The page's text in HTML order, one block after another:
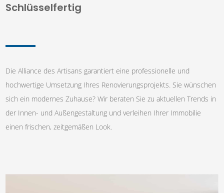
Schlüsselfertig
Die Alliance des Artisans garantiert eine professionelle und
hochwertige Umsetzung Ihres Renovierungsprojekts. Sie wünschen
sich ein modernes Zuhause? Wir beraten Sie zu aktuellen Trends in
der Innen- und Außengestaltung und verleihen Ihrer Immobilie
einen frischen, zeitgemäßen Look.